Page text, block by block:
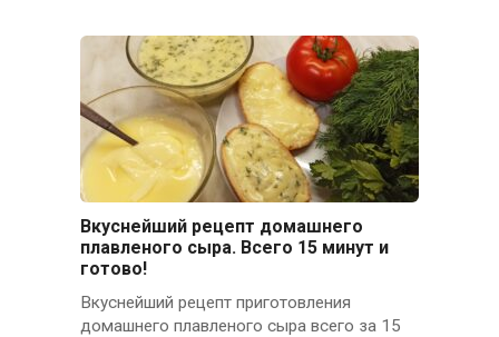
Вкуснейший рецепт домашнего
плавленого сыра. Всего 15 минут и
готово!
Вкуснейший рецепт приготовления
домашнего плавленого сыра всего за 15